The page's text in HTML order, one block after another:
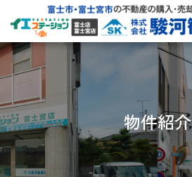
物件紹介